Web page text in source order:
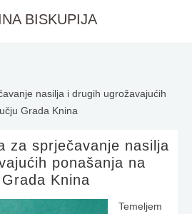
BISKUPIJA
nasilja i drugih ugrožavajućih
Grada Knina
za sprječavanje nasilja
ponašanja na
Knina
Temeljem